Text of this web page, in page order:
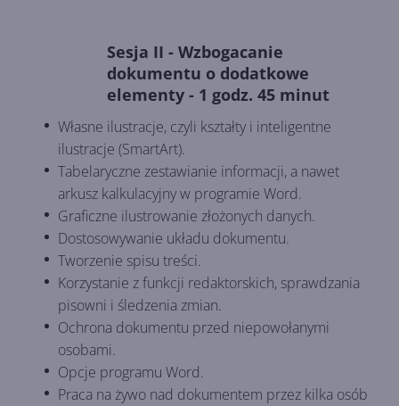
Sesja II - Wzbogacanie
dokumentu o dodatkowe
elementy - 1 godz. 45 minut
Własne ilustracje, czyli kształty i inteligentne
ilustracje (SmartArt).
Tabelaryczne zestawianie informacji, a nawet
arkusz kalkulacyjny w programie Word.
Graficzne ilustrowanie złożonych danych.
Dostosowywanie układu dokumentu.
Tworzenie spisu treści.
Korzystanie z funkcji redaktorskich, sprawdzania
pisowni i śledzenia zmian.
Ochrona dokumentu przed niepowołanymi
osobami.
Opcje programu Word.
Praca na żywo nad dokumentem przez kilka osób